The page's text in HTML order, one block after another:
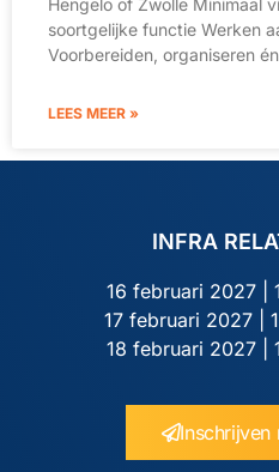
Hengelo of Zwolle Minimaal
soortgelijke functie Werken
Voorbereiden, organiseren
LEES MEER »
INFRA
16 februari 2027 |
17 februari 2027 |
18 februari 2027 |
Inschrijven